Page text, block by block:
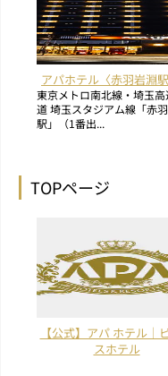
アパホテル〈赤羽岩淵駅
東京メトロ南北線・埼玉高
道 埼玉スタジアム線「赤
駅」（1番出...
TOPページ
【公式】アパ ホテル｜
スホテル